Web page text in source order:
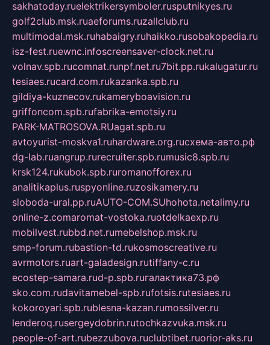
sakhatoday.ruelektrikersymboler.rusputnikyes.ru
golf2club.msk.ruaeforums.ruzallclub.ru
multimodal.msk.ruhabaigry.ruhaikko.rusobakopedia.ru
isz-fest.ruewnc.infoscreensaver-clock.net.ru
volnav.spb.rucomnat.runpf.net.ru7bit.pp.rukalugatur.ru
tesiaes.rucard.com.rukazanka.spb.ru
gildiya-kuznecov.rukameryboavision.ru
griffoncom.spb.rufabrika-emotsiy.ru
PARK-MATROSOVA.RUagat.spb.ru
avtoyurist-moskva1.ruhardware.org.ruсхема-авто.рф
dg-lab.ruangrup.rurecruiter.spb.rumusic8.spb.ru
krsk124.rukubok.spb.ruromanofforex.ru
analitikaplus.ruspyonline.ruzosikamery.ru
sloboda-ural.pp.ruAUTO-COM.SUhohota.netalimy.ru
online-z.comaromat-vostoka.ruotdelkaexp.ru
mobilvest.rubbd.net.rumebelshop.msk.ru
smp-forum.rubastion-td.rukosmoscreative.ru
avrmotors.ruart-galadesign.rutiffany-c.ru
ecostep-samara.rud-p.spb.ruгалактика73.рф
sko.com.rudavitamebel-spb.rufotsis.rutesiaes.ru
kokoroyari.spb.rublesna-kazan.rumossilver.ru
lenderoq.rusergeydobrin.rutochkazvuka.msk.ru
people-of-art.rubezzubova.ruclubtibet.ruorior-aks.ru